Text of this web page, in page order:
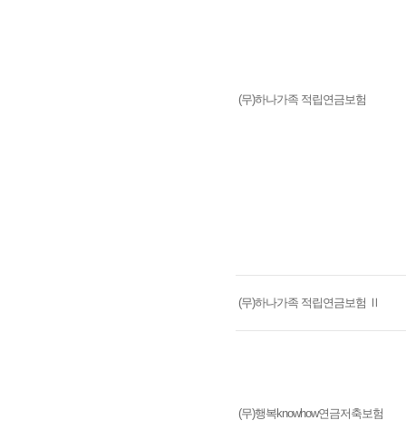
(무)하나가족 적립연금보험
(무)하나가족 적립연금보험 Ⅱ
(무)행복knowhow연금저축보험